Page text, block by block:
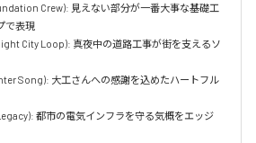
Crew): 見えない部分が一番大事な基礎工
で表現
City Loop): 真夜中の道路工事が街を支えるソ
Song): 大工さんへの感謝を込めたハートフル
都市の電気インフラを守る気概をエッジ